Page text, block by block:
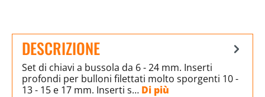
DESCRIZIONE
Set di chiavi a bussola da 6 - 24 mm. Inserti
profondi per bulloni filettati molto sporgenti 10 -
13 - 15 e 17 mm. Inserti s… Di più